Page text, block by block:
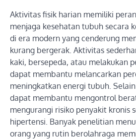
Aktivitas fisik harian memiliki
menjaga kesehatan tubuh secara
di era modern yang cenderung
kurang bergerak. Aktivitas
kaki, bersepeda, atau melakukan
dapat membantu melancarkan
meningkatkan energi tubuh.
dapat membantu mengontrol
mengurangi risiko penyakit kronis
hipertensi. Banyak penelitian
orang yang rutin berolahraga